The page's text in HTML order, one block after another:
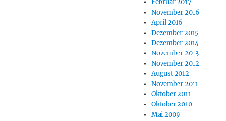
Februar 2017
November 2016
April 2016
Dezember 2015
Dezember 2014
November 2013
November 2012
August 2012
November 2011
Oktober 2011
Oktober 2010
Mai 2009